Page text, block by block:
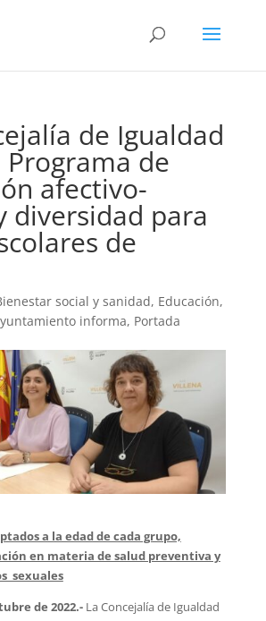
de Igualdad
de
afectivo-
diversidad para
de
social y sanidad, Educación,
informa, Portada
a la edad de cada grupo,
en materia de salud preventiva y
sexuales
de 2022.- La Concejalía de Igualdad